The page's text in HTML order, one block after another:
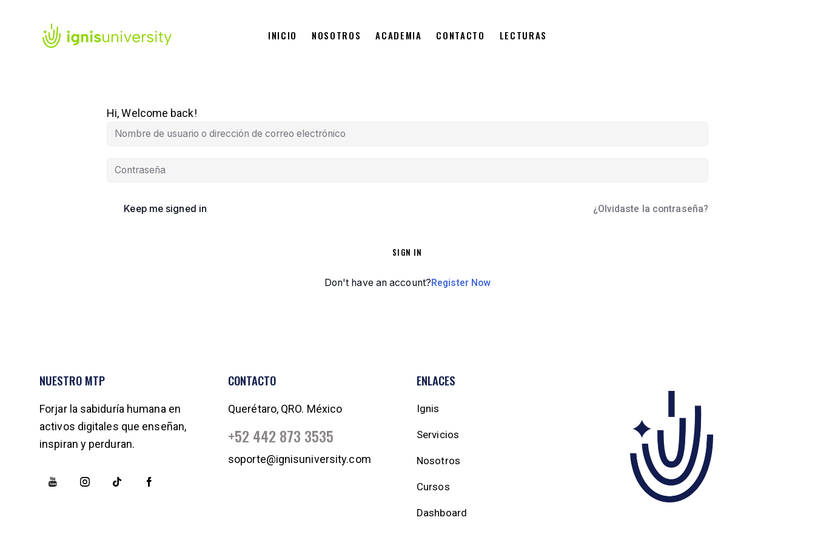
INICIO NOSOTROS ACADEMIA CONTACTO LECTURAS
Hi, Welcome back!
Keep me signed in ¿Olvidaste la contraseña?
SIGN IN
Don't have an account?Register Now
NUESTRO MTP
Forjar la sabiduría humana en
activos digitales que enseñan,
inspiran y perduran.
CONTACTO
Querétaro, QRO. México
+52 442 873 3535
soporte@ignisuniversity.com
ENLACES
Ignis
Servicios
Nosotros
Cursos
Dashboard